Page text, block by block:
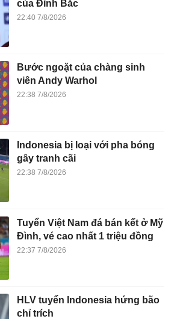
của Đình Bắc
22:40 7/8/2026
Bước ngoặt của chàng sinh
viên Andy Warhol
22:38 7/8/2026
Indonesia bị loại với pha bóng
gây tranh cãi
22:38 7/8/2026
Tuyển Việt Nam đá bán kết ở Mỹ
Đình, vé cao nhất 1 triệu đồng
22:37 7/8/2026
HLV tuyển Indonesia hứng bão
chỉ trích